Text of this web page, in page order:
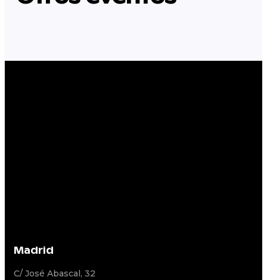
Madrid
C/ José Abascal, 32